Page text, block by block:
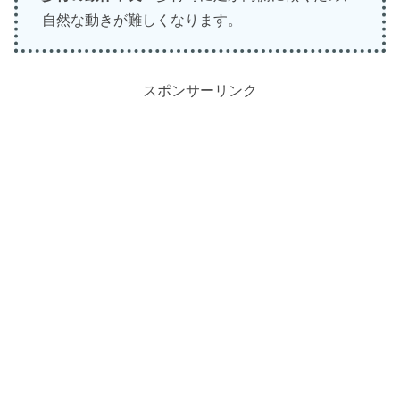
自然な動きが難しくなります。
スポンサーリンク